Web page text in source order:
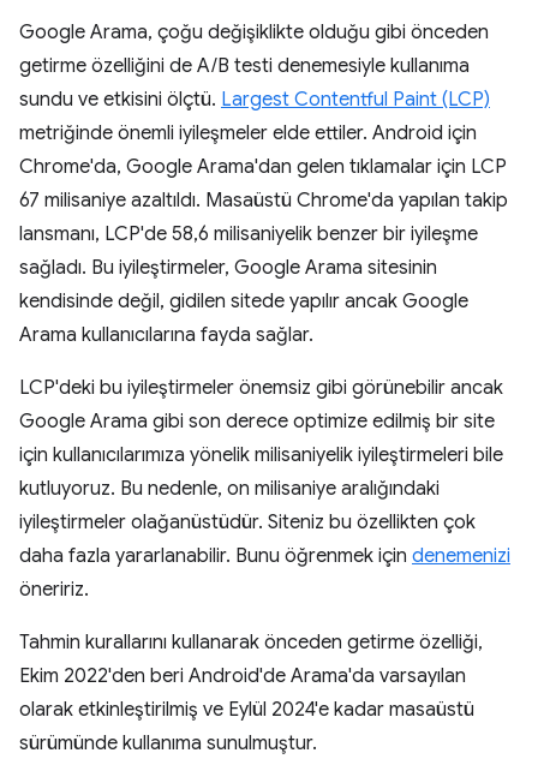
Google Arama, çoğu değişiklikte olduğu gibi önceden
getirme özelliğini de A/B testi denemesiyle kullanıma
sundu ve etkisini ölçtü. Largest Contentful Paint (LCP)
metriğinde önemli iyileşmeler elde ettiler. Android için
Chrome'da, Google Arama'dan gelen tıklamalar için LCP
67 milisaniye azaltıldı. Masaüstü Chrome'da yapılan takip
lansmanı, LCP'de 58,6 milisaniyelik benzer bir iyileşme
sağladı. Bu iyileştirmeler, Google Arama sitesinin
kendisinde değil, gidilen sitede yapılır ancak Google
Arama kullanıcılarına fayda sağlar.
LCP'deki bu iyileştirmeler önemsiz gibi görünebilir ancak
Google Arama gibi son derece optimize edilmiş bir site
için kullanıcılarımıza yönelik milisaniyelik iyileştirmeleri bile
kutluyoruz. Bu nedenle, on milisaniye aralığındaki
iyileştirmeler olağanüstüdür. Siteniz bu özellikten çok
daha fazla yararlanabilir. Bunu öğrenmek için denemenizi
öneririz.
Tahmin kurallarını kullanarak önceden getirme özelliği,
Ekim 2022'den beri Android'de Arama'da varsayılan
olarak etkinleştirilmiş ve Eylül 2024'e kadar masaüstü
sürümünde kullanıma sunulmuştur.